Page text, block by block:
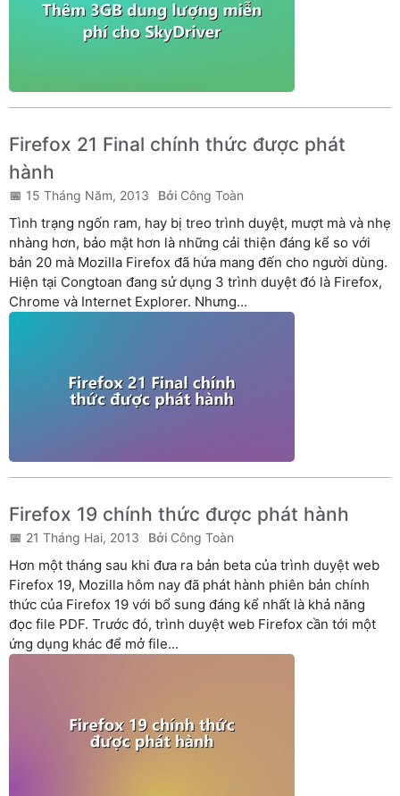
Firefox 21 Final chính thức được phát
hành
15 Tháng Năm, 2013 Công Toàn
Tình trạng ngốn ram, hay bị treo trình duyệt, mượt mà và nhẹ
nhàng hơn, bảo mật hơn là những cải thiện đáng kể so với
bản 20 mà Mozilla Firefox đã hứa mang đến cho người dùng.
Hiện tại Congtoan đang sử dụng 3 trình duyệt đó là Firefox,
Chrome và Internet Explorer. Nhưng...
Firefox 19 chính thức được phát hành
21 Tháng Hai, 2013 Công Toàn
Hơn một tháng sau khi đưa ra bản beta của trình duyệt web
Firefox 19, Mozilla hôm nay đã phát hành phiên bản chính
thức của Firefox 19 với bổ sung đáng kể nhất là khả năng
đọc file PDF. Trước đó, trình duyệt web Firefox cần tới một
ứng dụng khác để mở file...